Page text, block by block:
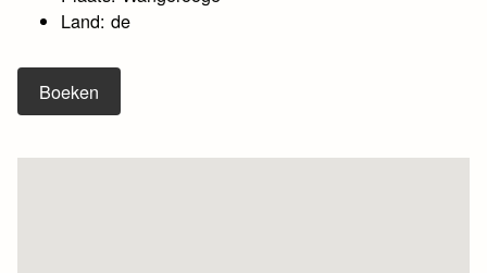
Land: de
Boeken